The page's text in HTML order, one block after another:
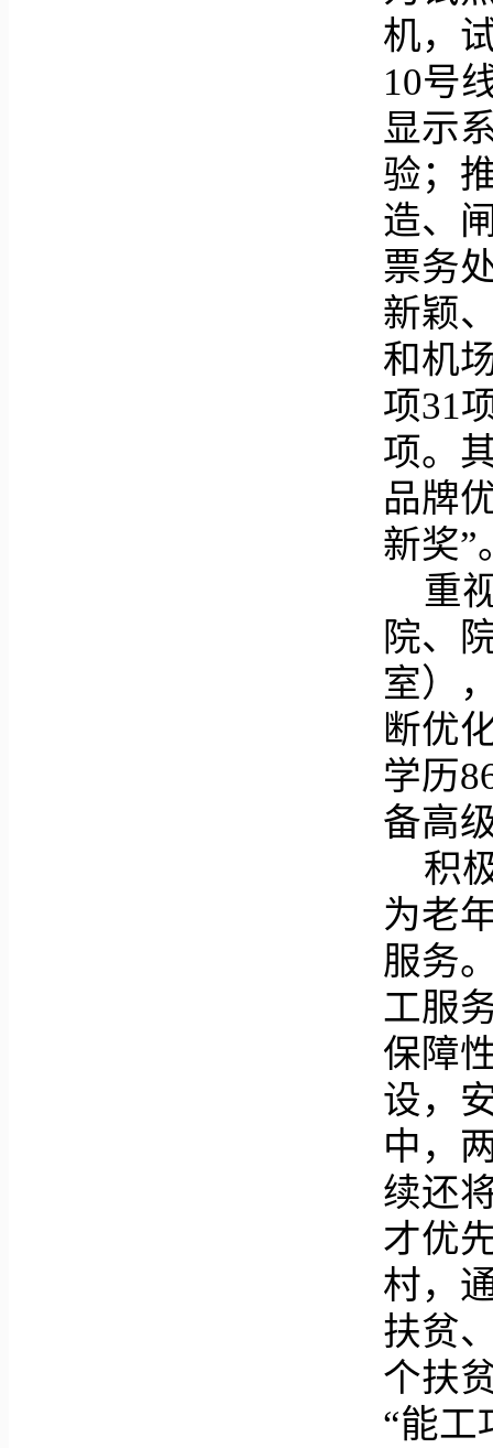
机，
10号
显示
验；
造、
票务
新颖
和机
项31
项。
品牌
新奖”
重
院、
室）
断优
学历
备高
积
为老
服务
工服
保障
设，
中，
续还
才优
村，
扶贫
个扶
“能工